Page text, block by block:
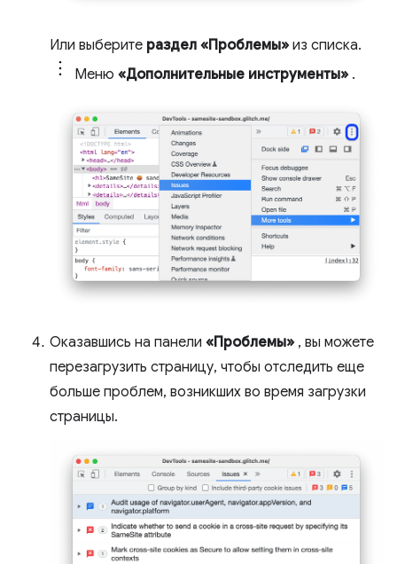
Или выберите раздел «Проблемы» из списка.
Меню «Дополнительные инструменты» .
Оказавшись на панели «Проблемы» , вы можете
перезагрузить страницу, чтобы отследить еще
больше проблем, возникших во время загрузки
страницы.